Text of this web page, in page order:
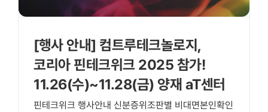
[행사 안내] 컴트루테크놀로지,
코리아 핀테크위크 2025 참가!
11.26(수)~11.28(금) 양재 aT센터
핀테크위크 행사안내 신분증위조판별 비대면본인확인